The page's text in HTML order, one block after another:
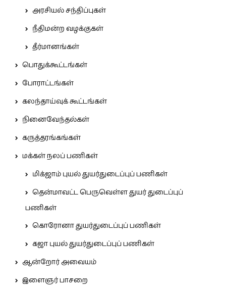
அரசியல் சந்திப்புகள்
நீதிமன்ற வழக்குகள்
தீர்மானங்கள்
பொதுக்கூட்டங்கள்
போராட்டங்கள்
கலந்தாய்வுக் கூட்டங்கள்
நினைவேந்தல்கள்
கருத்தரங்கங்கள்
மக்கள் நலப் பணிகள்
மிக்ஜாம் புயல் துயர்துடைப்புப் பணிகள்
தென்மாவட்ட பெருவெள்ள துயர் துடைப்புப்
பணிகள்
கொரோனா துயர்துடைப்புப் பணிகள்
கஜா புயல் துயர்துடைப்புப் பணிகள்
ஆன்றோர் அவையம்
இளைஞர் பாசறை